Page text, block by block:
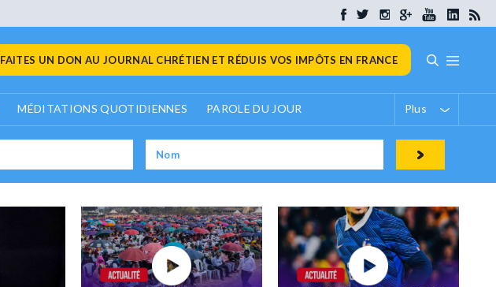
FAITES UN DON AU JOURNAL CHRÉTIEN ET RÉDUIS VOS IMPÔTS EN FRANCE
MÉDITATIONS QUOTIDIENNES PAROLE DU JOUR Plus